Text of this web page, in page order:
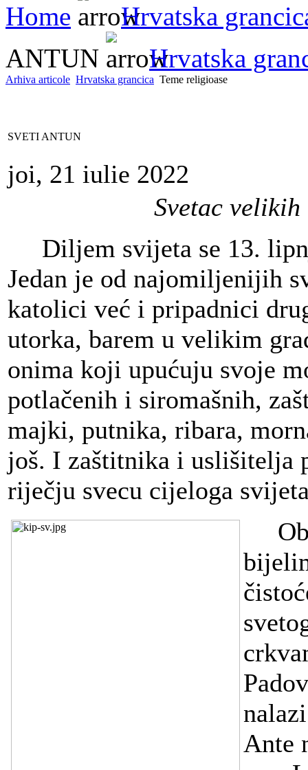
Home
Hrvatska
ANTUN
Hrvatska
Arhiva articole Hrvatska grancica Teme religioase
SVETI ANTUN
joi, 21 iulie 2022
Svetac
Diljem svijeta se 13.
Jedan je od najomiljenijih
katolici već i pripadnici
utorka, barem u velikim
onima koji upućuju svoje
potlačenih i siromašnih,
majki, putnika, ribara,
još. I zaštitnika i uslišitelja
riječju svecu cijeloga
Ante